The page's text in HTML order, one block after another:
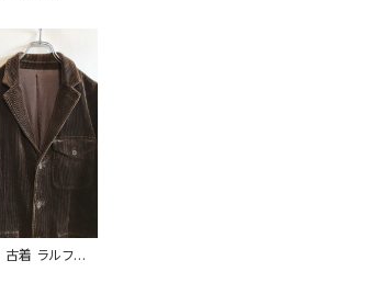
着 ラルフロ
テーラードジ